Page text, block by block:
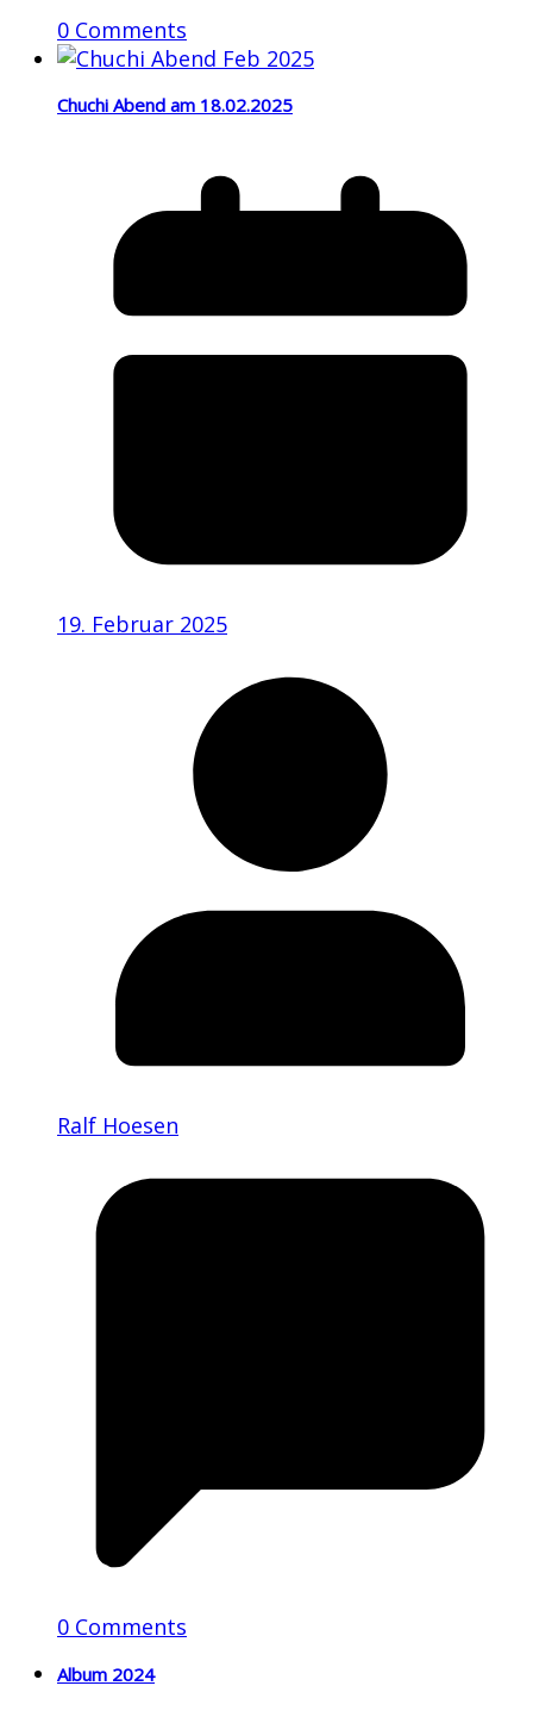
0 Comments
Chuchi Abend am 18.02.2025
19. Februar 2025
Ralf Hoesen
0 Comments
Album 2024